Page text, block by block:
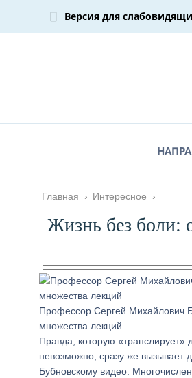
Версия для
Главная › Интересное ›
Жизнь без боли:
Профессор Сергей Михайлович
множества лекций
Правда, которую «транслирует»
невозможно, сразу же вызывает
Бубновскому видео.